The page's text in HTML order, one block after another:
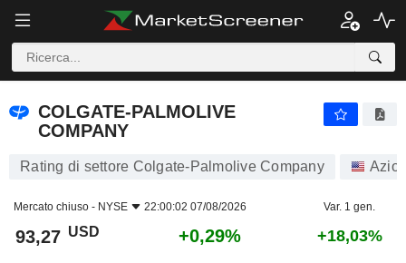
COLGATE-PALMOLIVE
COMPANY
Rating di settore Colgate-Palmolive Company
Mercato chiuso - NYSE 22:00:02 07/08/2026 Var. 1 gen.
93,27 USD +0,29% +18,03%